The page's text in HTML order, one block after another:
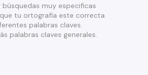
búsquedas muy especificas
tu ortografía este correcta.
palabras claves.
palabras claves generales.